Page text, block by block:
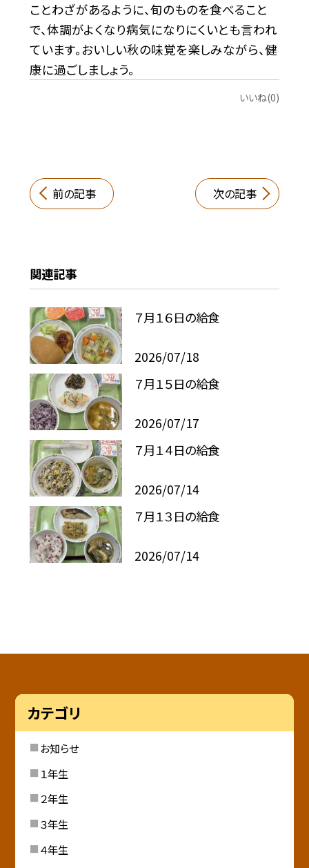
ことわざがあるように、旬のものを食べること
で、体調がよくなり病気になりにくいとも言われ
ています。おいしい秋の味覚を楽しみながら、健
康に過ごしましょう。
いいね(0)
前の記事 次の記事
関連記事
７月１６日の給食
2026/07/18
７月１５日の給食
2026/07/17
７月１４日の給食
2026/07/14
７月１３日の給食
2026/07/14
カテゴリ
お知らせ
１年生
２年生
３年生
４年生